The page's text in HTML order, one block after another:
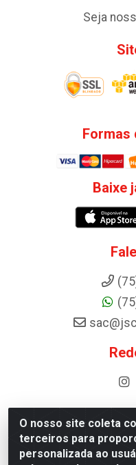
O nosso site coleta
terceiros para
personalizada ao
Seja
Formas
Baixe
Distribuidora de
km 87 - Industrial,